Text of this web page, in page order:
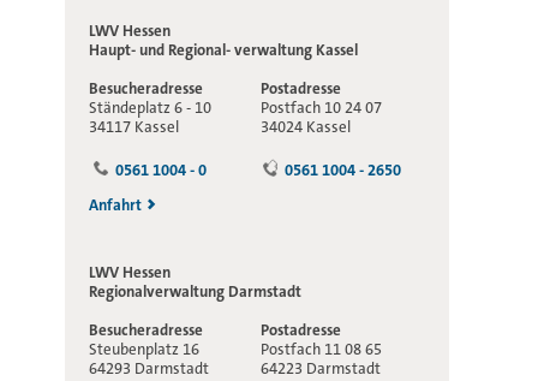
LWV Hessen
Haupt- und Regional-verwaltung Kassel
Besucheradresse
Ständeplatz 6 - 10
34117 Kassel
Postadresse
Postfach 10 24 07
34024 Kassel
0561 1004 - 0
0561 1004 - 2650
Anfahrt
LWV Hessen
Regionalverwaltung Darmstadt
Besucheradresse
Steubenplatz 16
64293 Darmstadt
Postadresse
Postfach 11 08 65
64223 Darmstadt